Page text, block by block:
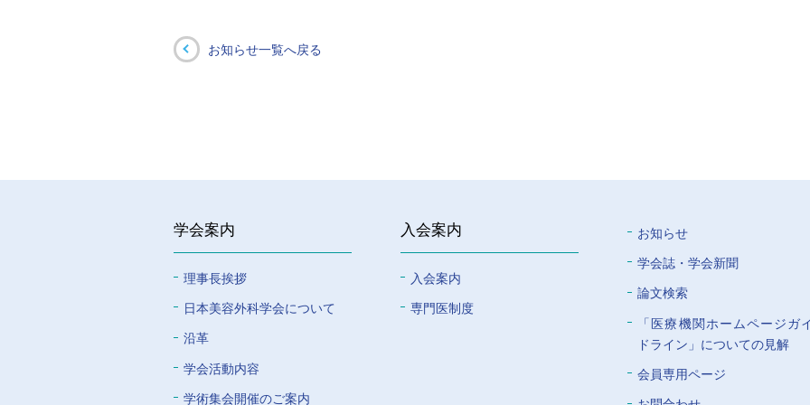
お知らせ一覧へ戻る
学会案内
理事長挨拶
⽇本美容外科学会について
沿革
学会活動内容
学術集会開催のご案内
入会案内
入会案内
専門医制度
お知らせ
学会誌・学会新聞
論文検索
「医療機関ホームページガ
ドライン」についての⾒解
会員専⽤ページ